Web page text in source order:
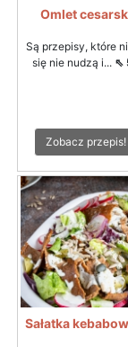
Omlet
Są przepisy, które
się nie nudzą i... ⇖
Zobacz przepis!
Sałatka